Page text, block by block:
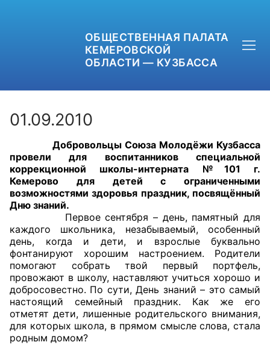
ОБЩЕСТВЕННАЯ ПАЛАТА
КЕМЕРОВСКОЙ
ОБЛАСТИ — КУЗБАССА
+7 (3842) 58-82-40
OPKO42@BK.RU
Главная
Общественные советы
01.09.2010
Добровольцы Союза Молодёжи Кузбасса
провели для воспитанников специальной
коррекционной школы-интерната №101 г.
Кемерово для детей с ограниченными
возможностями здоровья праздник, посвящённый
Дню знаний.
Первое сентября – день, памятный для
каждого школьника, незабываемый, особенный
день, когда и дети, и взрослые буквально
фонтанируют хорошим настроением. Родители
помогают собрать твой первый портфель,
провожают в школу, наставляют учиться хорошо и
добросовестно. По сути, День знаний – это самый
настоящий семейный праздник. Как же его
отметят дети, лишенные родительского внимания,
для которых школа, в прямом смысле слова, стала
родным домом?